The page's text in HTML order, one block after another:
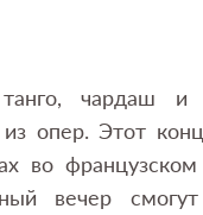
чардаш и
опер. Этот
во
вечер